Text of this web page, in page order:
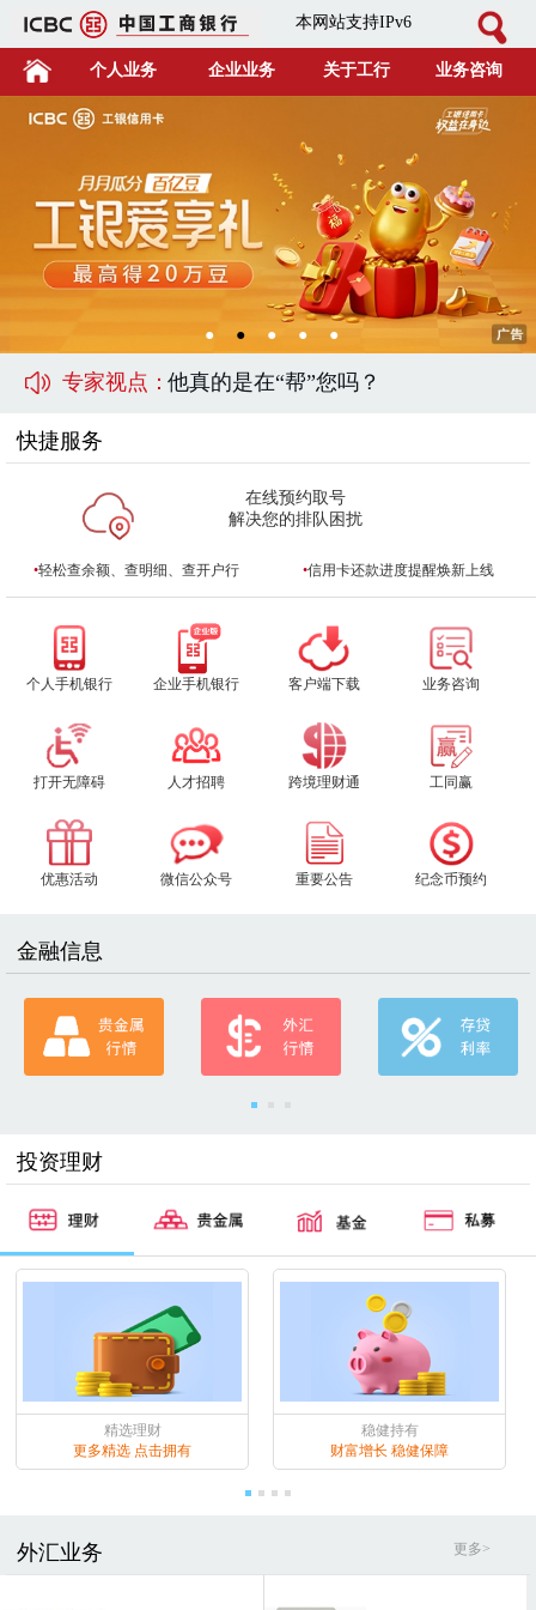
本网站支持IPv6
个人业务 企业业务 关于工行 业务咨询
● ● ● ● ●
专家视点：他真的是在“帮”您吗？
快捷服务
在线预约取号
解决您的排队困扰
•轻松查余额、查明细、查开户行 •信用卡还款进度提醒焕新上线
个人手机银行 企业手机银行 客户端下载 业务咨询
打开无障碍 人才招聘 跨境理财通 工同赢
优惠活动 微信公众号 重要公告 纪念币预约
金融信息
投资理财
精选理财
更多精选 点击拥有
稳健持有
财富增长 稳健保障
更多>
外汇业务